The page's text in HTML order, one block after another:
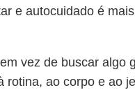
e autocuidado é
vez de buscar algo
rotina, ao corpo e ao